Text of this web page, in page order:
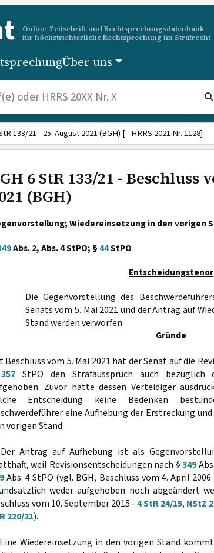
Online-Zeitschrift und Rechtsprechungsdatenbank
für höchstrichterliche Rechtsprechung im Strafrecht
Über uns
133/21 - 25. August 2021 (BGH) [= HRRS 2021 Nr. 1128]
6 StR 133/21 - Beschluss
(BGH)
Wiedereinsetzung in den vorigen
Abs. 2, Abs. 4 StPO; §44StPO
Entscheidungstenor
Die Gegenvorstellung des
Senats vom 5. Mai 2021 und der Antrag auf
Stand werden verworfen.
Gründe
Beschluss vom 5. Mai 2021 hat der Senat auf die
357 StPO den Strafausspruch auch bezüglich
Zuvor hatte dessen Verteidiger
Entscheidung keine Bedenken
eine Aufhebung der Erstreckung
vorigen Stand.
Antrag auf Aufhebung ist als
weil Revisionsentscheidungen nach §349
Abs. 4 StPO (vgl. BGH, Beschluss vom 4. April 2006
weder aufgehoben noch abgeändert
vom 10. September 2015 -4 StR 24/15, NStZ
220/21).
Wiedereinsetzung in den vorigen Stand